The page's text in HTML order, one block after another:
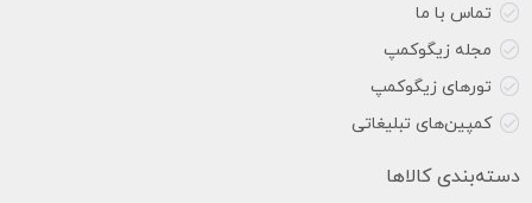
تماس با ما
مجله زیگوکمپ
تورهای زیگوکمپ
کمپین‌های تبلیغاتی
دسته‌بندی کالاها